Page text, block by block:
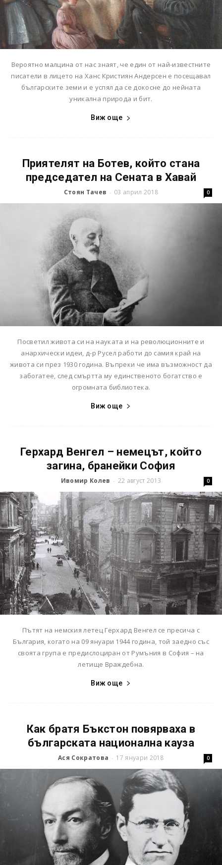
Вероятно малцина от нас знаят, че един от най-известните
писатели в лицето на Ханс Кристиян Андерсен e посещавал
българските земи и е успял да се докосне до нейната
уникална природа и бит.
Виж още
Приятелят на Ботев, който стана
председател на Сената в Хавай
Стоян Тачев - 03 април 2018 0
Посветил живота си на науката и на революционните и
анархически идеи, д-р Русел работи до самия край на
живота си през 1930 година. Въпреки че има възможност да
забогатее, след смъртта му единственото богатство е
огромната библиотека.
Виж още
Герхард Венгел – немецът, който
загина, бранейки София
Ивомир Колев - 22 август 2013 0
Пътят на немския летец Герхард Венгел се пресича с
България, когато на 09 януари 1944 година, той заедно със
своята група е предислоциран от Румъния в София – на
летище Враждебна.
Виж още
Как братя Бъкстон повярваха в
българската национална кауза
Ася Сократова - 17 януари 2018 0